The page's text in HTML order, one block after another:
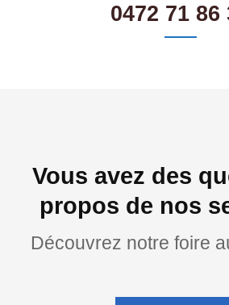
0472 71 86
Vous avez des
propos de nos
Découvrez notre foire